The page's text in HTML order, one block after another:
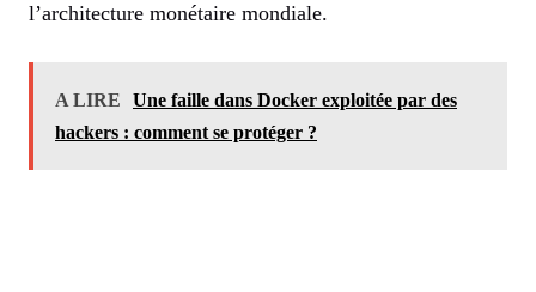
l’architecture monétaire mondiale.
A LIRE
Une faille dans Docker exploitée par des
hackers : comment se protéger ?